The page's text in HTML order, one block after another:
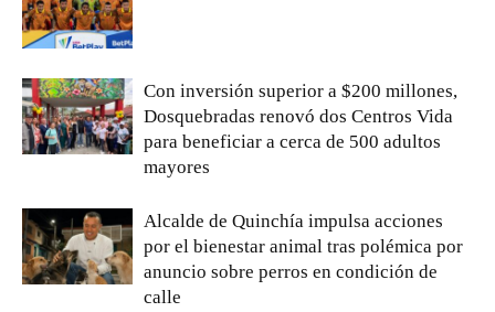
Con inversión superior a $200 millones,
Dosquebradas renovó dos Centros Vida
para beneficiar a cerca de 500 adultos
mayores
Alcalde de Quinchía impulsa acciones
por el bienestar animal tras polémica por
anuncio sobre perros en condición de
calle